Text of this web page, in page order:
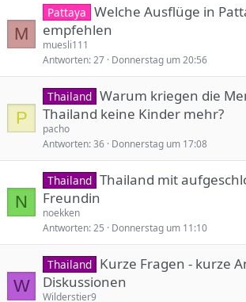
M
Pattaya Welche Ausflüge in
empfehlen
muesli111
Antworten 27 Donnerstag um 20:56
P
Thailand Warum kriegen die
Thailand keine Kinder mehr?
pacho
Antworten 36 Donnerstag um 17:08
N
Thailand Thailand mit
Freundin
noekken
Antworten 25 Donnerstag um 11:10
W
Thailand Kurze Fragen - kurze
Diskussionen
Wilderstier9